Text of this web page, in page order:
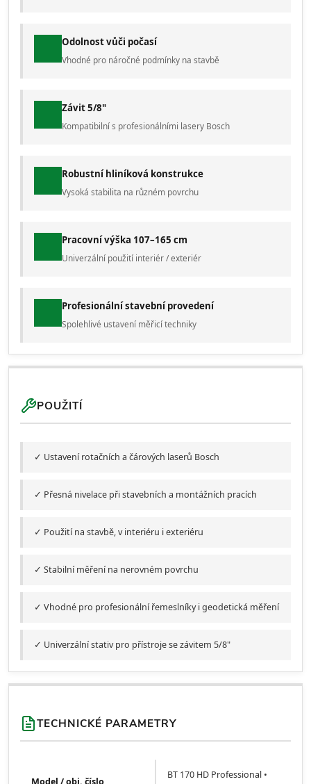
Odolnost vůči počasí
Vhodné pro náročné podmínky na stavbě
Závit 5/8"
Kompatibilní s profesionálními lasery Bosch
Robustní hliníková konstrukce
Vysoká stabilita na různém povrchu
Pracovní výška 107–165 cm
Univerzální použití interiér / exteriér
Profesionální stavební provedení
Spolehlivé ustavení měřicí techniky
POUŽITÍ
✓ Ustavení rotačních a čárových laserů Bosch
✓ Přesná nivelace při stavebních a montážních pracích
✓ Použití na stavbě, v interiéru i exteriéru
✓ Stabilní měření na nerovném povrchu
✓ Vhodné pro profesionální řemeslníky i geodetická měření
✓ Univerzální stativ pro přístroje se závitem 5/8"
TECHNICKÉ PARAMETRY
Model / obj. číslo
BT 170 HD Professional •